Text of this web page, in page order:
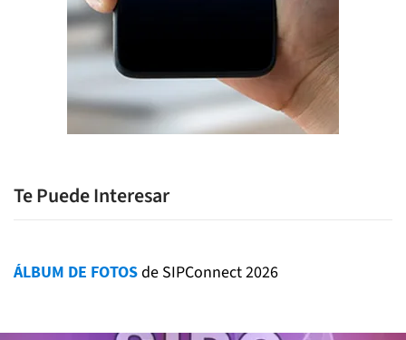
Te Puede Interesar
ÁLBUM DE FOTOSde SIPConnect 2026